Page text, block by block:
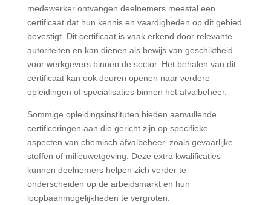
medewerker ontvangen deelnemers meestal een
certificaat dat hun kennis en vaardigheden op dit gebied
bevestigt. Dit certificaat is vaak erkend door relevante
autoriteiten en kan dienen als bewijs van geschiktheid
voor werkgevers binnen de sector. Het behalen van dit
certificaat kan ook deuren openen naar verdere
opleidingen of specialisaties binnen het afvalbeheer.
Sommige opleidingsinstituten bieden aanvullende
certificeringen aan die gericht zijn op specifieke
aspecten van chemisch afvalbeheer, zoals gevaarlijke
stoffen of milieuwetgeving. Deze extra kwalificaties
kunnen deelnemers helpen zich verder te
onderscheiden op de arbeidsmarkt en hun
loopbaanmogelijkheden te vergroten.